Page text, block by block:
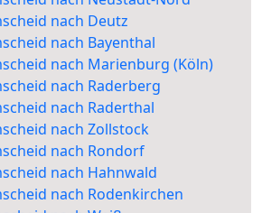
nach Deutz
nach Bayenthal
nach Marienburg (Köln)
nach Raderberg
nach Raderthal
nach Zollstock
nach Rondorf
nach Hahnwald
nach Rodenkirchen